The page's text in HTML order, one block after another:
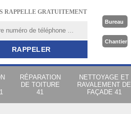
RAPPELLE GRATUITEMENT
Bureau
Chantier
RÉPARATION
DE TOITURE
41
NETTOYAGE ET
RAVALEMENT DE
FAÇADE 41